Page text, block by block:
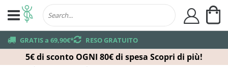
5€ di sconto OGNI 80€ di spesa Scopri di più!
truck GRATIS a 69,90€*returns RESO GRATUITO
user